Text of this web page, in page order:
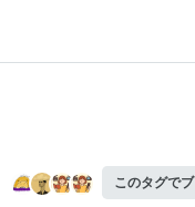
このタグで